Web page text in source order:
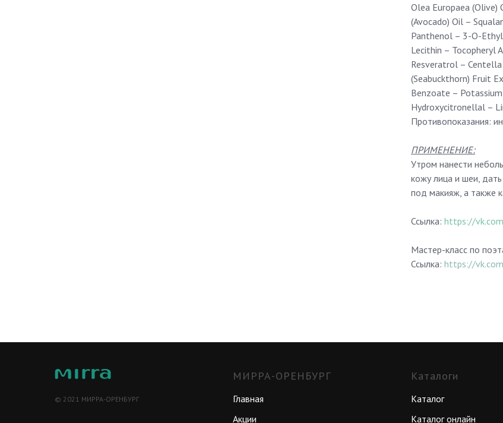
Olea Europaea (Olive)
(Avocado) Oil –
Panthenol – 3-O-Ethyl
Lecithin – Tocopheryl
Resveratrol –
(Seabuckthorn) Fruit
Benzoate –
Hydroxycitronellal –
Противопоказания:
ПРИМЕНЕНИЕ:
Утром нанести
кожу лица и шеи,
под макияж, а также
Ссылка: https://
Мастер-класс по
Ссылка: https://
© 2021 МИРРА-ОРЕНБУРГ
МИРРА-ОРЕНБУРГ
Главная
Акции
Каталоги
Каталог
Каталог онлайн